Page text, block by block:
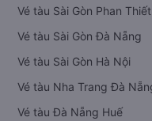
Vé tàu Sài Gòn Phan Thiết
Vé tàu Sài Gòn Đà Nẵng
Vé tàu Sài Gòn Hà Nội
Vé tàu Nha Trang Đà
Vé tàu Đà Nẵng Huế